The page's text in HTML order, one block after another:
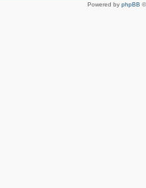
Powered by phpBB